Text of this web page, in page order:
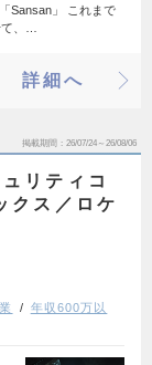
Sansan」 これまで
、…
詳細へ
掲載期間 26/07/24～26/08/06
リティコ
クス／ロケ
年収600万以